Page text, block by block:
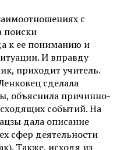
с
поиски
к ее пониманию и
И вправду
приходит учитель.
сделала
объяснила причинно-
событий. На
дала описание
сфер деятельности
Также, исходя из